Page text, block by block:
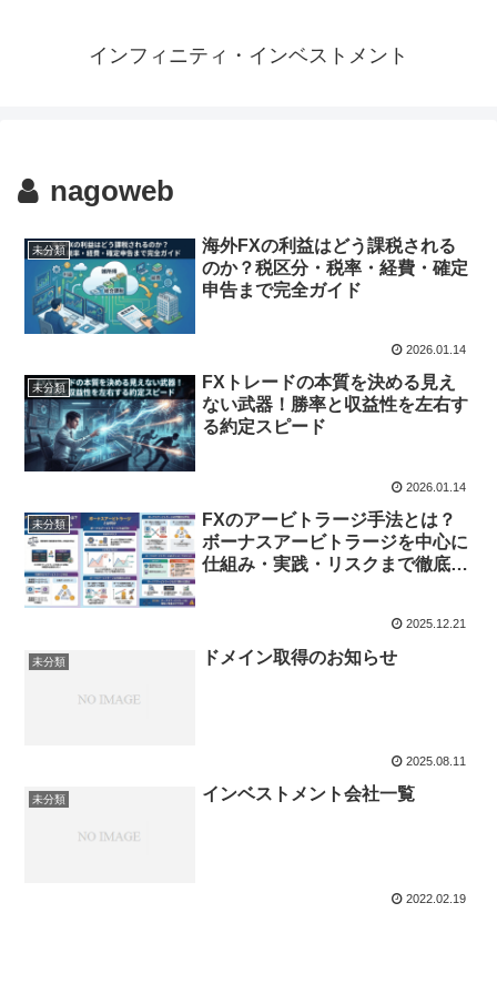
インフィニティ・インベストメント
nagoweb
未分類
海外FXの利益はどう課税される
のか？税区分・税率・経費・確定
申告まで完全ガイド
2026.01.14
未分類
FXトレードの本質を決める見え
ない武器！勝率と収益性を左右す
る約定スピード
2026.01.14
未分類
FXのアービトラージ手法とは？
ボーナスアービトラージを中心に
仕組み・実践・リスクまで徹底解
2025.12.21
未分類 ドメイン取得のお知らせ
2025.08.11
未分類 インベストメント会社一覧
2022.02.19